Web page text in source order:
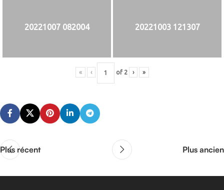
20221007 082004 20221003 121307
« ‹ of 2 › »
Plus récent Plus ancien